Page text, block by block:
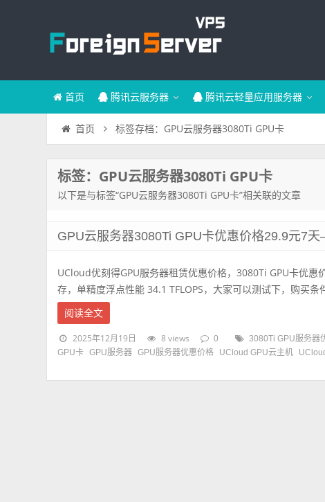
首页 腾讯云服务器 腾讯云轻量应用服务器
首页 标签存档：GPU云服务器3080Ti GPU卡
标签：GPU云服务器3080Ti GPU卡
以下是与标签“GPU云服务器3080Ti GPU卡”相关联的文章
GPU云服务器3080Ti GPU卡优惠价格29.9元7
UCloud优刻得GPU服务器租赁优惠价格，3080Ti GPU卡优惠
存，单精度浮点性能 34.1 TFLOPS，大家可以测试下，购买条
阅读全文
2025年12月19日 8 views 0 3080Ti GPU服务器
GPU卡 GPU服务器 GPU服务器优惠价格 UCloud GPU云主机